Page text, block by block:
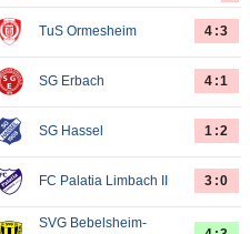
TuS Ormesheim 4:3
SG Erbach 4:1
SG Hassel 1:2
FC Palatia Limbach II 3:0
SVG Bebelsheim-